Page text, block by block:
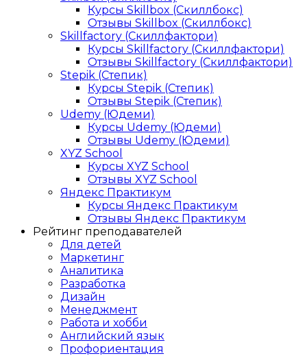
Курсы Skillbox (Скиллбокс)
Отзывы Skillbox (Скиллбокс)
Skillfactory (Скиллфактори)
Курсы Skillfactory (Скиллфактори)
Отзывы Skillfactory (Скиллфактори)
Stepik (Степик)
Курсы Stepik (Степик)
Отзывы Stepik (Степик)
Udemy (Юдеми)
Курсы Udemy (Юдеми)
Отзывы Udemy (Юдеми)
XYZ School
Курсы XYZ School
Отзывы XYZ School
Яндекс Практикум
Курсы Яндекс Практикум
Отзывы Яндекс Практикум
Рейтинг преподавателей
Для детей
Маркетинг
Аналитика
Разработка
Дизайн
Менеджмент
Работа и хобби
Английский язык
Профориентация